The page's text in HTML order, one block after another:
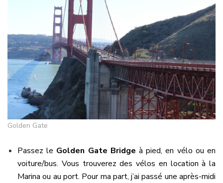
Golden Gate
Passez le Golden Gate Bridge à pied, en vélo ou en
voiture/bus. Vous trouverez des vélos en location à la
Marina ou au port. Pour ma part, j’ai passé une après-midi